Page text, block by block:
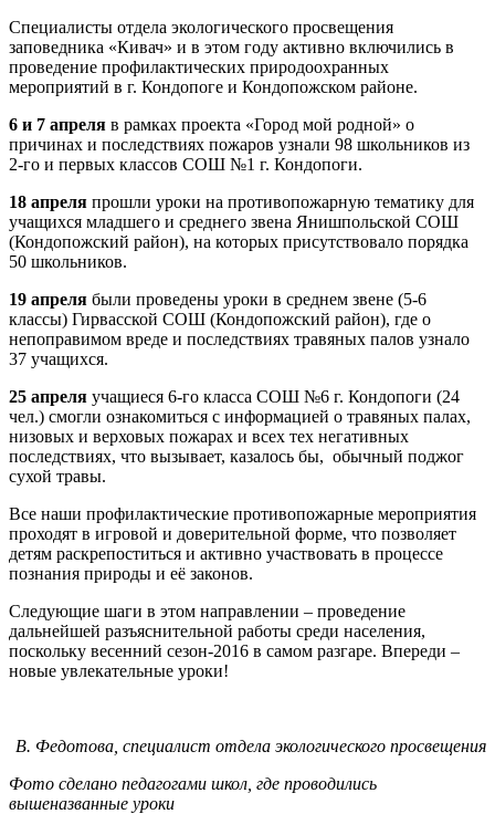
Специалисты отдела экологического просвещения
заповедника «Кивач» и в этом году активно включились в
проведение профилактических природоохранных
мероприятий в г. Кондопоге и Кондопожском районе.
6 и 7 апреля в рамках проекта «Город мой родной» о
причинах и последствиях пожаров узнали 98 школьников из
2-го и первых классов СОШ №1 г. Кондопоги.
18 апреля прошли уроки на противопожарную тематику для
учащихся младшего и среднего звена Янишпольской СОШ
(Кондопожский район), на которых присутствовало порядка
50 школьников.
19 апреля были проведены уроки в среднем звене (5-6
классы) Гирвасской СОШ (Кондопожский район), где о
непоправимом вреде и последствиях травяных палов узнало
37 учащихся.
25 апреля учащиеся 6-го класса СОШ №6 г. Кондопоги (24
чел.) смогли ознакомиться с информацией о травяных палах,
низовых и верховых пожарах и всех тех негативных
последствиях, что вызывает, казалось бы, обычный поджог
сухой травы.
Все наши профилактические противопожарные мероприятия
проходят в игровой и доверительной форме, что позволяет
детям раскрепоститься и активно участвовать в процессе
познания природы и её законов.
Следующие шаги в этом направлении – проведение
дальнейшей разъяснительной работы среди населения,
поскольку весенний сезон-2016 в самом разгаре. Впереди –
новые увлекательные уроки!
В. Федотова, специалист отдела экологического просвещения
Фото сделано педагогами школ, где проводились
вышеназванные уроки